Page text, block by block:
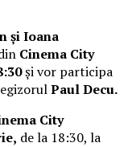
și Ioana
Cinema City
și vor participa
Paul Decu.
City
de la 18:30, la